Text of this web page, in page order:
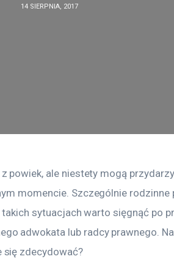
14 SIERPNIA, 2017
powiek, ale niestety mogą
momencie. Szczególnie rodzinne
takich sytuacjach warto sięgnąć po
adwokata lub radcy prawnego.
zdecydować?